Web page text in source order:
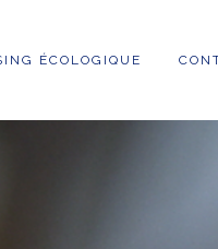
ÉCOLOGIQUE